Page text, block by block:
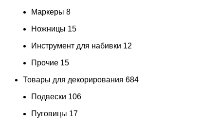
Маркеры 8
Ножницы 15
Инструмент для набивки 12
Прочие 15
Товары для декорирования 684
Подвески 106
Пуговицы 17